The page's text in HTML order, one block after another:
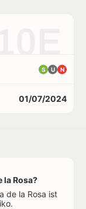
S U N
01/07/2024
la Rosa?
de la Rosa ist